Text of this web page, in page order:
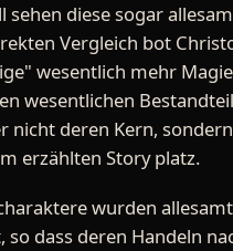
sehen diese sogar
Vergleich bot
wesentlich mehr
wesentlichen
nicht deren Kern,
erzählten Story platz.
wurden
so dass deren Handeln